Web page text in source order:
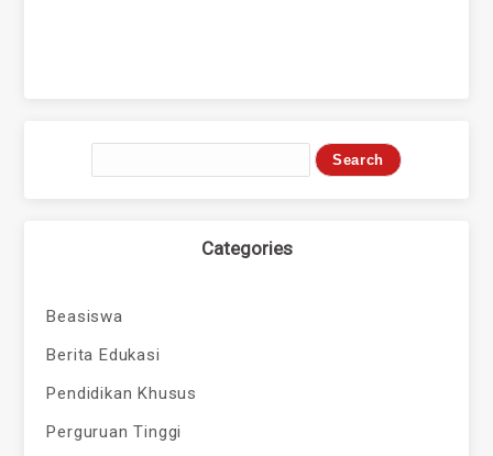
Categories
Beasiswa
Berita Edukasi
Pendidikan Khusus
Perguruan Tinggi